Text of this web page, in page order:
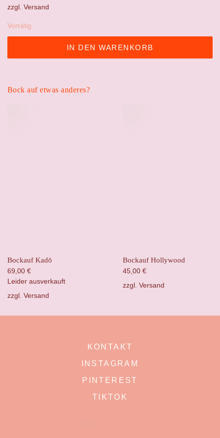
zzgl. Versand
Vorrätig
IN DEN WARENKORB
Bock auf etwas anderes?
Bockauf Kadō
69,00 €
Leider ausverkauft
zzgl. Versand
Bockauf Hollywood
45,00 €
zzgl. Versand
KONTAKT
INSTAGRAM
PINTEREST
TIKTOK